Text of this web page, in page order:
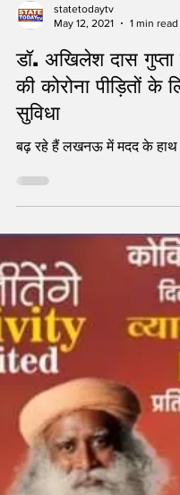
statetodaytv
May 12, 2021
1 min read
डॉ. अखिलेश दास
की कोरोना पीड़ितों के
सुविधा
बढ़ रहे हैं लखनऊ में मदद के हाथ